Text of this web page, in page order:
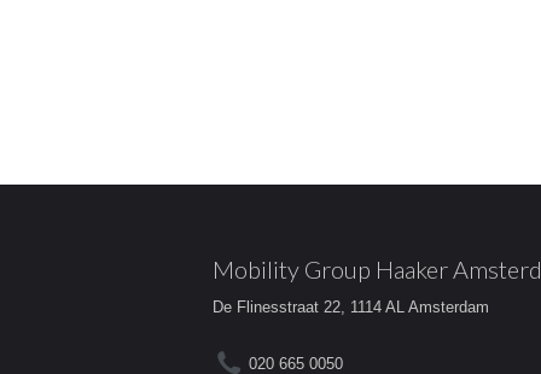
Mobility Group Haaker
De Flinesstraat 22, 1114 AL Amsterdam
020 665 0050